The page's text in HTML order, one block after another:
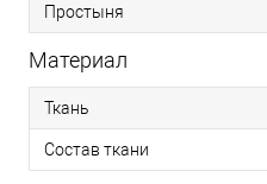
Простыня
Материал
Ткань
Состав ткани